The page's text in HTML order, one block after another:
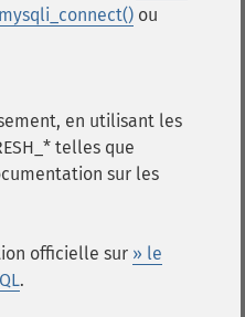
mysqli_connect() ou
en utilisant les
telles que
sur les
officielle sur » le
.